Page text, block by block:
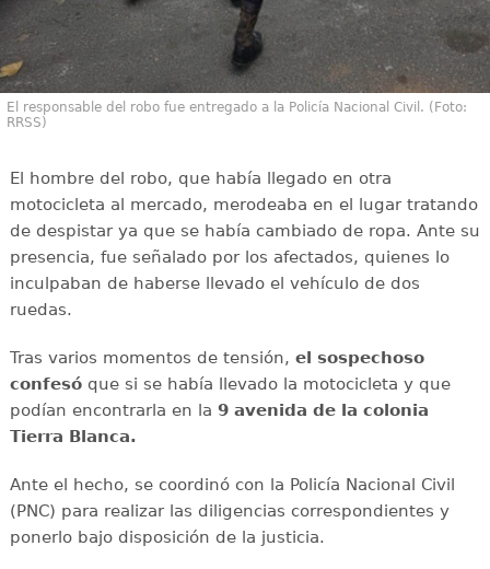
El responsable del robo fue entregado a la Policía Nacional Civil. (Foto:
RRSS)
El hombre del robo, que había llegado en otra
motocicleta al mercado, merodeaba en el lugar tratando
de despistar ya que se había cambiado de ropa. Ante su
presencia, fue señalado por los afectados, quienes lo
inculpaban de haberse llevado el vehículo de dos
ruedas.
Tras varios momentos de tensión, el sospechoso
confesóque si se había llevado la motocicleta y que
podían encontrarla en la 9 avenida de la colonia
Tierra Blanca.
Ante el hecho, se coordinó con la Policía Nacional Civil
(PNC) para realizar las diligencias correspondientes y
ponerlo bajo disposición de la justicia.